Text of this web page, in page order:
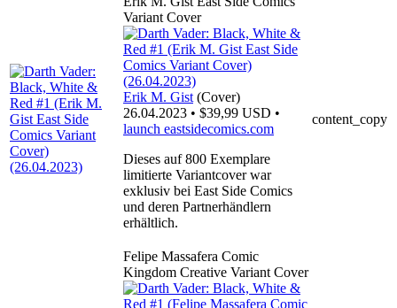
Variant Cover
Erik M. Gist (Cover)
26.04.2023 • $39,99 USD •
launch eastsidecomics.com
Dieses auf 800 Exemplare
limitierte Variantcover war
exklusiv bei East Side Comics
und deren Partnerhändlern
erhältlich.
content_copy
Felipe Massafera Comic
Kingdom Creative Variant Cover